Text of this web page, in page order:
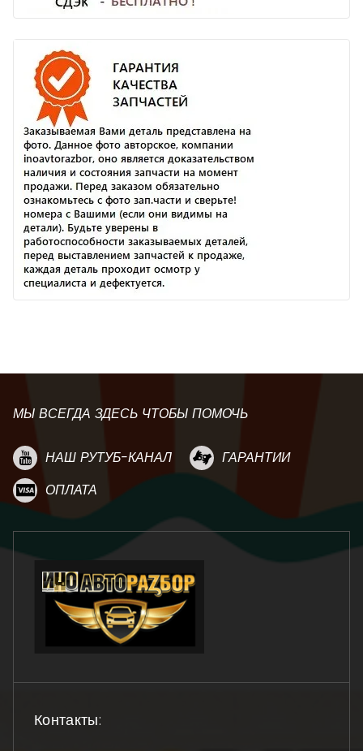
МЫ ВСЕГДА ЗДЕСЬ ЧТОБЫ ПОМОЧЬ
НАШ РУТУБ-КАНАЛ
ГАРАНТИИ
ОПЛАТА
Контакты: